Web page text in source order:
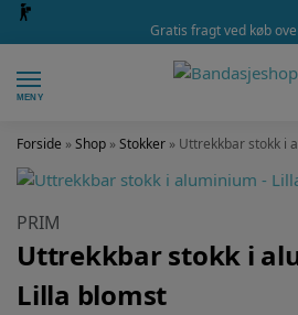
Gratis fragt ved køb
MENY
Forside »Shop »Stokker » Uttrekkbar stokk i
PRIM
Uttrekkbar stokk i
Lilla blomst